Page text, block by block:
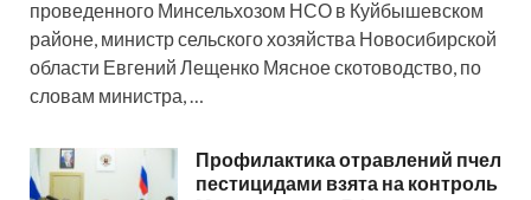
проведенного Минсельхозом НСО в Куйбышевском
районе, министр сельского хозяйства Новосибирской
области Евгений Лещенко Мясное скотоводство, по
словам министра, …
Профилактика отравлений пчел
пестицидами взята на контроль